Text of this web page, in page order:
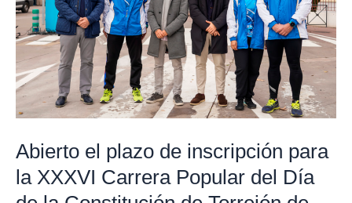
Abierto el plazo de inscripción para
la XXXVI Carrera Popular del Día
la
XXXVI
Carrera
Popular
del
de
la
Constitución